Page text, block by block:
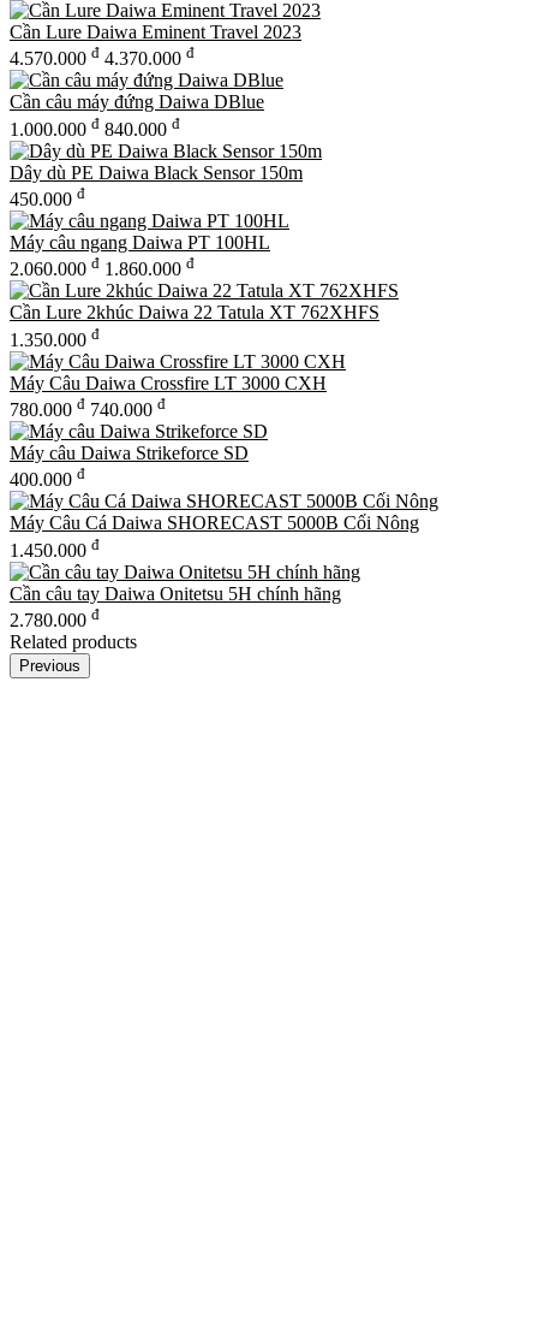
Cần Lure Daiwa Eminent Travel 2023
4.570.000 đ 4.370.000 đ
Cần câu máy đứng Daiwa DBlue
1.000.000 đ 840.000 đ
Dây dù PE Daiwa Black Sensor 150m
450.000 đ
Máy câu ngang Daiwa PT 100HL
2.060.000 đ 1.860.000 đ
Cần Lure 2khúc Daiwa 22 Tatula XT 762XHFS
1.350.000 đ
Máy Câu Daiwa Crossfire LT 3000 CXH
780.000 đ 740.000 đ
Máy câu Daiwa Strikeforce SD
400.000 đ
Máy Câu Cá Daiwa SHORECAST 5000B Cối Nông
1.450.000 đ
Cần câu tay Daiwa Onitetsu 5H chính hãng
2.780.000 đ
Related products
Previous